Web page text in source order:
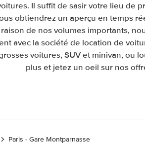
Il suffit de sasir votre lieu de
obtiendrez un aperçu en temps
de nos volumes importants,
avec la société de location de
voitures, SUV et minivan, ou
plus et jetez un oeil sur nos
Paris - Gare Montparnasse